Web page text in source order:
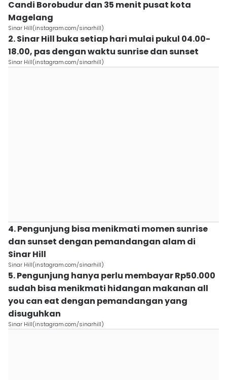
Candi Borobudur dan 35 menit pusat kota
Magelang
Sinar Hill(instagram.com/sinarhill)
2. Sinar Hill buka setiap hari mulai pukul 04.00-
18.00, pas dengan waktu sunrise dan sunset
Sinar Hill(instagram.com/sinarhill)
4. Pengunjung bisa menikmati momen sunrise
dan sunset dengan pemandangan alam di
Sinar Hill
Sinar Hill(instagram.com/sinarhill)
5. Pengunjung hanya perlu membayar Rp50.000
sudah bisa menikmati hidangan makanan all
you can eat dengan pemandangan yang
disuguhkan
Sinar Hill(instagram.com/sinarhill)